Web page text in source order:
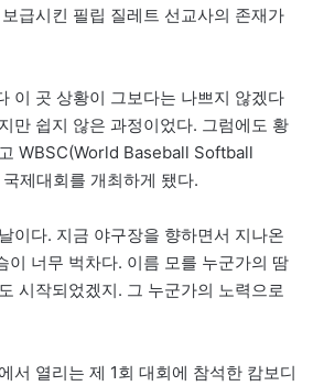
급시킨 필립 질레트 선교사의 존재가
이 곳 상황이 그보다는 나쁘지 않겠다
만 쉽지 않은 과정이었다. 그럼에도 황
WBSC(World Baseball Softball
제대회를 개최하게 됐다.
이다. 지금 야구장을 향하면서 지나온
이 너무 벅차다. 이름 모를 누군가의 땀
시작되었겠지. 그 누군가의 노력으로
서 열리는 제 1회 대회에 참석한 캄보디